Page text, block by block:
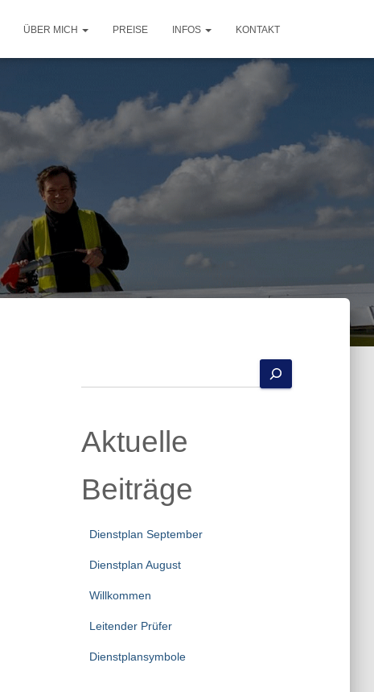
ÜBER MICH PREISE INFOS KONTAKT
u
e
nAktuelle
Beiträge
Dienstplan September
Dienstplan August
Willkommen
Leitender Prüfer
Dienstplansymbole